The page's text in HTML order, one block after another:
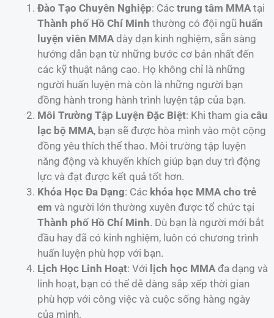
Đào Tạo Chuyên Nghiệp: Các trung tâm MMAtại
Thành phố Hồ Chí Minh thường có đội ngũ huấn
luyện viên MMAdày dạn kinh nghiệm, sẵn sàng
hướng dẫn bạn từ những bước cơ bản nhất đến
các kỹ thuật nâng cao. Họ không chỉ là những
người huấn luyện mà còn là những người bạn
đồng hành trong hành trình luyện tập của bạn.
Môi Trường Tập Luyện Đặc Biệt: Khi tham gia câu
lạc bộ MMA, bạn sẽ được hòa mình vào một cộng
đồng yêu thích thể thao. Môi trường tập luyện
năng động và khuyến khích giúp bạn duy trì động
lực và đạt được kết quả tốt hơn.
Khóa Học Đa Dạng: Các khóa học MMA cho trẻ
em và người lớn thường xuyên được tổ chức tại
Thành phố Hồ Chí Minh. Dù bạn là người mới bắt
đầu hay đã có kinh nghiệm, luôn có chương trình
huấn luyện phù hợp với bạn.
Lịch Học Linh Hoạt: Với lịch học MMAđa dạng và
linh hoạt, bạn có thể dễ dàng sắp xếp thời gian
phù hợp với công việc và cuộc sống hàng ngày
của mình.